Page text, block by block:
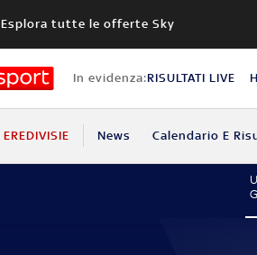
Esplora tutte le offerte Sky
In evidenza:RISULTATI LIVE
EREDIVISIE News Calendario E